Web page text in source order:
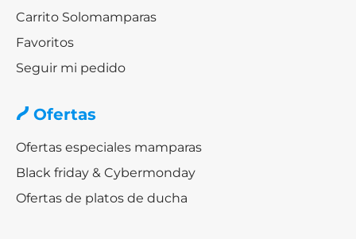
Carrito Solomamparas
Favoritos
Seguir mi pedido
Ofertas
Ofertas especiales mamparas
Black friday & Cybermonday
Ofertas de platos de ducha